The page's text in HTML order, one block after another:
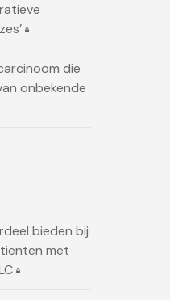
die
onbekende
bieden bij
met